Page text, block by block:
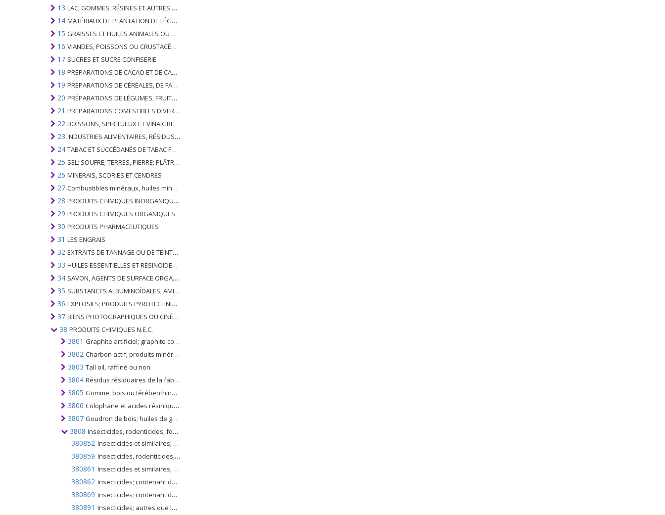
13 LAC; GOMMES, RÉSINES ET AUTRES SUCS ET EXTRAITS VÉGÉTAUX
14 MATÉRIAUX DE PLANTATION DE LÉGUMES; PRODUITS VÉGÉTAUX NON DÉNOMMÉS NI COMPRIS AILLEURS
15 GRAISSES ET HUILES ANIMALES OU VÉGÉTALES ET LEURS PRODUITS DE CLIVAGE; GRAISSES ANIMALES PRÉPARÉES; CIRES ANIMALES OU VÉGÉTALES
16 VIANDES, POISSONS OU CRUSTACÉS, MOLLUSQUES OU AUTRES INVERTÉBRÉS AQUATIQUES; PRÉPARATIONS DE CELLES-CI
17 SUCRES ET SUCRE CONFISERIE
18 PRÉPARATIONS DE CACAO ET DE CACAO
19 PRÉPARATIONS DE CÉRÉALES, DE FARINES, D'AMIDONS OU DE LAIT; PRODUITS DE PATISSERIE
20 PRÉPARATIONS DE LÉGUMES, FRUITS, NOIX OU AUTRES PARTIES DE PLANTES
21 PREPARATIONS COMESTIBLES DIVERSES
22 BOISSONS, SPIRITUEUX ET VINAIGRE
23 INDUSTRIES ALIMENTAIRES, RÉSIDUS ET DÉCHETS DE CELLES-CI; FOURRAGE ANIMAL PRÉPARÉ
24 TABAC ET SUCCÉDANÉS DE TABAC FABRIQUÉS
25 SEL; SOUFRE; TERRES, PIERRE; PLÂTRES, CHAUX ET CIMENT
26 MINERAIS, SCORIES ET CENDRES
27 Combustibles minéraux, huiles minérales et produits de leur distillation; SUBSTANCES BITUMINEUSES; CIRES MINÉRALES
28 PRODUITS CHIMIQUES INORGANIQUES; COMPOSÉS ORGANIQUES ET INORGANIQUES DE MÉTAUX PRÉCIEUX; DE MÉTAUX DES TERRES RARES, D'ÉLÉMENTS RADIOACTIFS ET D'ISOTOPES
29 PRODUITS CHIMIQUES ORGANIQUES
30 PRODUITS PHARMACEUTIQUES
31 LES ENGRAIS
32 EXTRAITS DE TANNAGE OU DE TEINTURE; TANINS ET LEURS DERIVES; COLORANTS, PIGMENTS ET AUTRES MATIERES COLORANTES; PEINTURES, VERNIS; MASTIC, AUTRES MASTIQUES; ENCRES
33 HUILES ESSENTIELLES ET RÉSINOÏDES; PARFUMERIE, PRÉPARATIONS COSMÉTIQUES OU DE TOILETTE
34 SAVON, AGENTS DE SURFACE ORGANIQUES; LAVAGE, LUBRIFICATION, POLISSAGE OU PRÉPARATION À L'ÉPURATION; CIRES ARTIFICIELLES OU PRÉPARÉES, BOUGIES ET ARTICLES SIMILAIRES, PÂTES À MODÉLISER, CIRES DENTAIRES ET PRÉPARATIONS DENTAIRES À BASE DE PLÂTRE
35 SUBSTANCES ALBUMINOÏDALES; AMIDONS MODIFIÉS; GLUES; ENZYMES
36 EXPLOSIFS; PRODUITS PYROTECHNIQUES; ALLUMETTES; ALLIAGES PYROPHORIQUES; CERTAINES PRÉPARATIONS COMBUSTIBLES
37 BIENS PHOTOGRAPHIQUES OU CINÉMATOGRAPHIQUES
38 PRODUITS CHIMIQUES N.E.C.
3801 Graphite artificiel; graphite colloïdal ou semi-colloïdal; préparations à base de graphite ou d'autre carbone, sous forme de pâtes, blocs, plaquettes ou d'autres demi-produits
3802 Charbon actif; produits minéraux naturels activés; noir animal, y compris le noir animal épuisé
3803 Tall oil, raffiné ou non
3804 Résidus résiduaires de la fabrication de la pâte de bois, même concentrée, désucrée ou traitée chimiquement, y compris les lignosulfonates, à l'exclusion du tall oil du n °. 3803
3805 Gomme, bois ou térébenthine au sulfate, autres huiles terpéniques; le dipentène brut; térébenthine sulfitée, autres para-cymènes bruts; huile de pin contenant de l'alpha-terpinéol comme constituant principal
3806 Colophane et acides résiniques et leurs dérivés; les huiles de colophane et de colophane; courir les gencives
3807 Goudron de bois; huiles de goudron de bois; créosote de bois; naphte de bois; pas de légume; brai de brasserie et préparations similaires à base de colophane, d'acides résiniques ou de poix végétales
3808 Insecticides, rodenticides, fongicides, herbicides, inhibiteurs de germination, régulateurs de croissance des plantes, désinfectants et similaires, conditionnés pour la vente au détail ou sous forme de préparations ou d'articles
380852 Insecticides et similaires; contenant des marchandises visées à la note de sous-positions 1 du présent chapitre; pour la vente au détail ou en tant que préparations ou articles; DDT (ISO) (clofénotane (DCI)), en emballages de 300g ou moins
380859 Insecticides, rodenticides, fongicides, désinfectants, herbicides et similaires; contenant des marchandises visées à la note de sous-positions 1 du présent chapitre; non DDT (ISO) (clofénotane (DCI)), conditionnés pour la vente au détail ou sous forme de préparations ou d'articles
380861 Insecticides et similaires; contenant des marchandises visées à la note de sous-positions 2 du présent chapitre; en emballages d'une teneur en poids net n'excédant pas 300 g; pour la vente au détail ou en tant que préparations ou articles
380862 Insecticides; contenant des marchandises visées à la note de sous-positions 2 du présent chapitre; conditionnés pour la vente au détail ou sous forme de préparations ou d'articles, présentés en emballages d'une teneur en poids net excédant 300 g mais n'excédant pas 7,5 kg
380869 Insecticides; contenant des produits visés à la note 2 de la sous-position du présent chapitre, conditionnés pour la vente au détail ou sous forme de préparations ou d'articles, en emballages d'une teneur en poids net excédant 7,5 kg
380891 Insecticides; autres que les marchandises visées aux notes 1 et 2 de la sous-position du présent chapitre; mis en forme ou conditionnés pour la vente au détail ou en tant que préparations ou articles